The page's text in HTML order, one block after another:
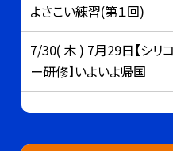
よさこい練習(第１回)
7/30( 木 ) 7月29日【シリ
ー研修】いよいよ帰国